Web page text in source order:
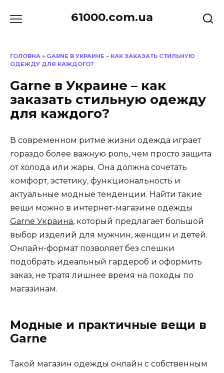
до
61000.com.ua
ГОЛОВНА » GARNE В УКРАИНЕ – КАК ЗАКАЗАТЬ СТИЛЬНУЮ
ОДЕЖДУ ДЛЯ КАЖДОГО?
Garne в Украине – как
заказать стильную одежду
для каждого?
В современном ритме жизни одежда играет
гораздо более важную роль, чем просто защита
от холода или жары. Она должна сочетать
комфорт, эстетику, функциональность и
актуальные модные тенденции. Найти такие
вещи можно в интернет-магазине одежды
Garne Украина, который предлагает большой
выбор изделий для мужчин, женщин и детей.
Онлайн-формат позволяет без спешки
подобрать идеальный гардероб и оформить
заказ, не тратя лишнее время на походы по
магазинам.
Модные и практичные вещи в
Garne
Такой магазин одежды онлайн с собственным